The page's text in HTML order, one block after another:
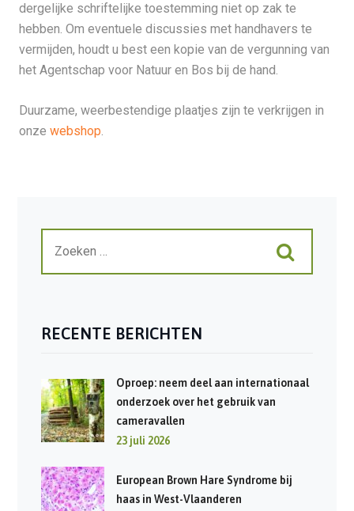
dergelijke schriftelijke toestemming niet op zak te
hebben. Om eventuele discussies met handhavers te
vermijden, houdt u best een kopie van de vergunning van
het Agentschap voor Natuur en Bos bij de hand.
Duurzame, weerbestendige plaatjes zijn te verkrijgen in
onze webshop.
RECENTE BERICHTEN
Oproep: neem deel aan internationaal
onderzoek over het gebruik van
cameravallen
23 juli 2026
European Brown Hare Syndrome bij
haas in West-Vlaanderen